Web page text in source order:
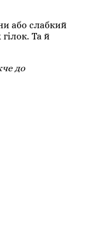
або слабкий
Та й
до